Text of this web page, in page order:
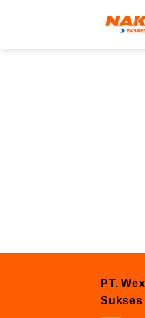
PT.
Sukses